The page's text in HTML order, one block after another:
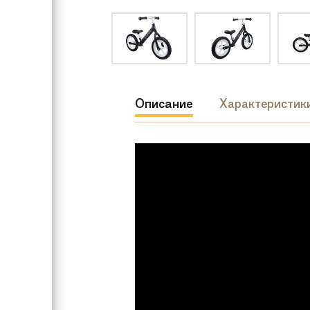
Описание